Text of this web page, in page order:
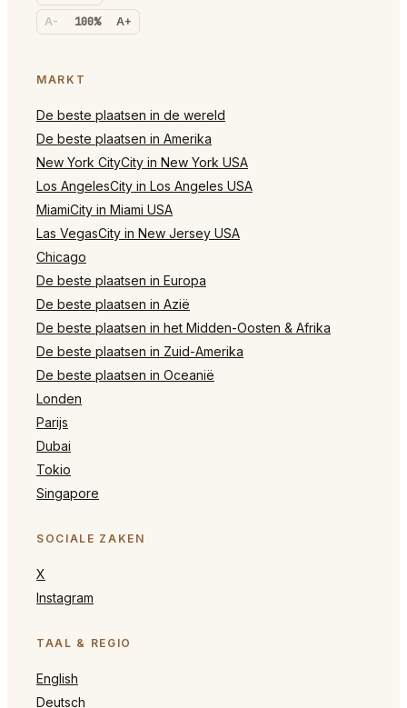
A- 100% A+
MARKT
De beste plaatsen in de wereld
De beste plaatsen in Amerika
New York CityCity in New York USA
Los AngelesCity in Los Angeles USA
MiamiCity in Miami USA
Las VegasCity in New Jersey USA
Chicago
De beste plaatsen in Europa
De beste plaatsen in Azië
De beste plaatsen in het Midden-Oosten & Afrika
De beste plaatsen in Zuid-Amerika
De beste plaatsen in Oceanië
Londen
Parijs
Dubai
Tokio
Singapore
SOCIALE ZAKEN
X
Instagram
TAAL & REGIO
English
Deutsch